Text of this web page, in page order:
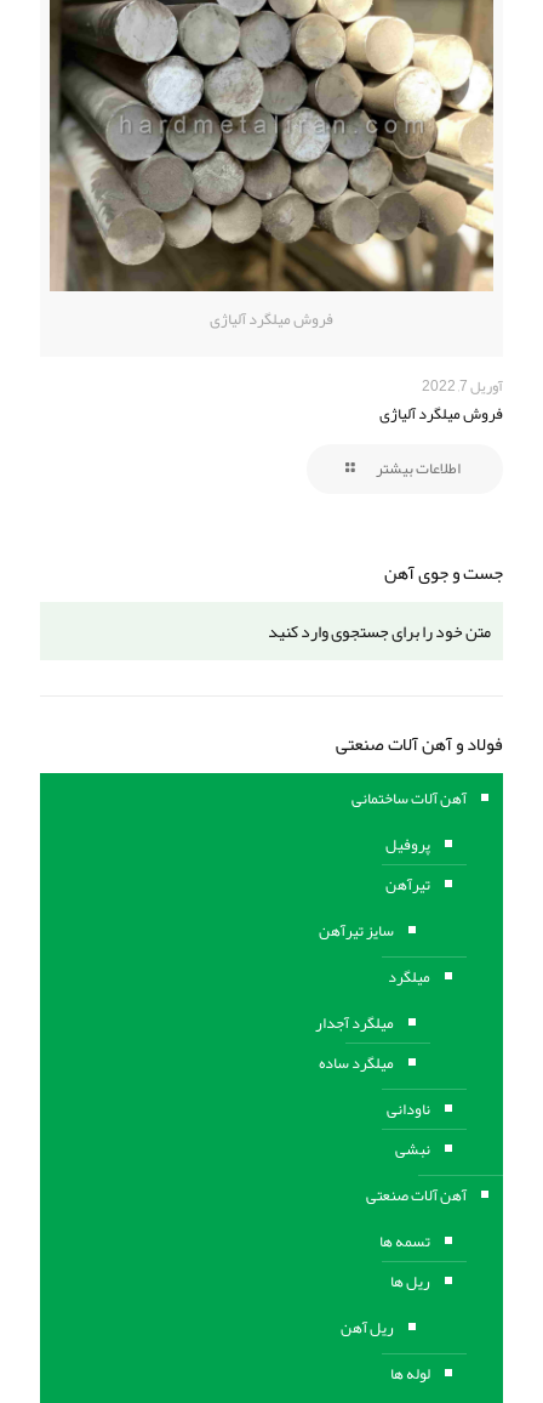
فروش میلگرد آلیاژی
آوریل 7, 2022
فروش میلگرد آلیاژی
اطلاعات بیشتر
جست و جوی آهن
فولاد و آهن آلات صنعتی
آهن آلات ساختمانی
پروفیل
تیرآهن
سایز تیرآهن
میلگرد
میلگرد آجدار
میلگرد ساده
ناودانی
نبشی
آهن آلات صنعتی
تسمه ها
ریل ها
ریل آهن
لوله ها